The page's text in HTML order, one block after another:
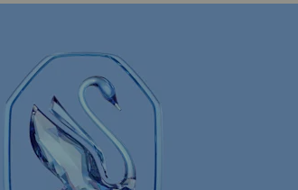
montres
ton or rose
avec bracelet en métal